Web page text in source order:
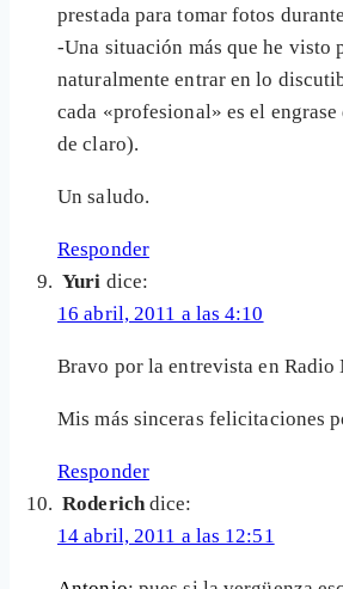
prestada para tomar fotos
-Una situación más que he visto
naturalmente entrar en lo
cada «profesional» es el
de claro).
Un saludo.
Responder
Yuri dice:
16 abril, 2011 a las 4:10
Bravo por la entrevista en Radio
Mis más sinceras felicitaciones
Responder
Roderich dice:
14 abril, 2011 a las 12:51